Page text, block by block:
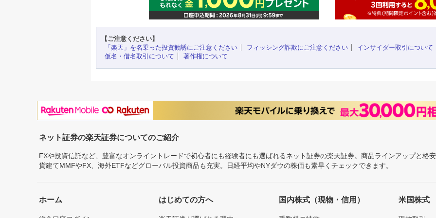
【ご注意ください】
「楽天」を名乗った投資勧誘にご注意ください
フィッシング詐欺にご注意ください
インサイダー取引について
仮名・借名取引について
著作権について
ネット証券の楽天証券についてのご紹介
FXや投資信託など、豊富なオンライントレードで初心者にも経験者にも選ばれるネット証券の楽天証券。商品ラインアップと格
貨建てMMFやFX、海外ETFなどグローバル投資商品も充実。日経平均やNYダウの株価も素早くチェックできます。
ホーム はじめての方へ 国内株式（現物・信用） 米国株式